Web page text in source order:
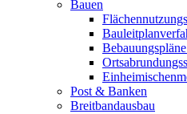
Bauen
Post & Banken
Breitbandausbau